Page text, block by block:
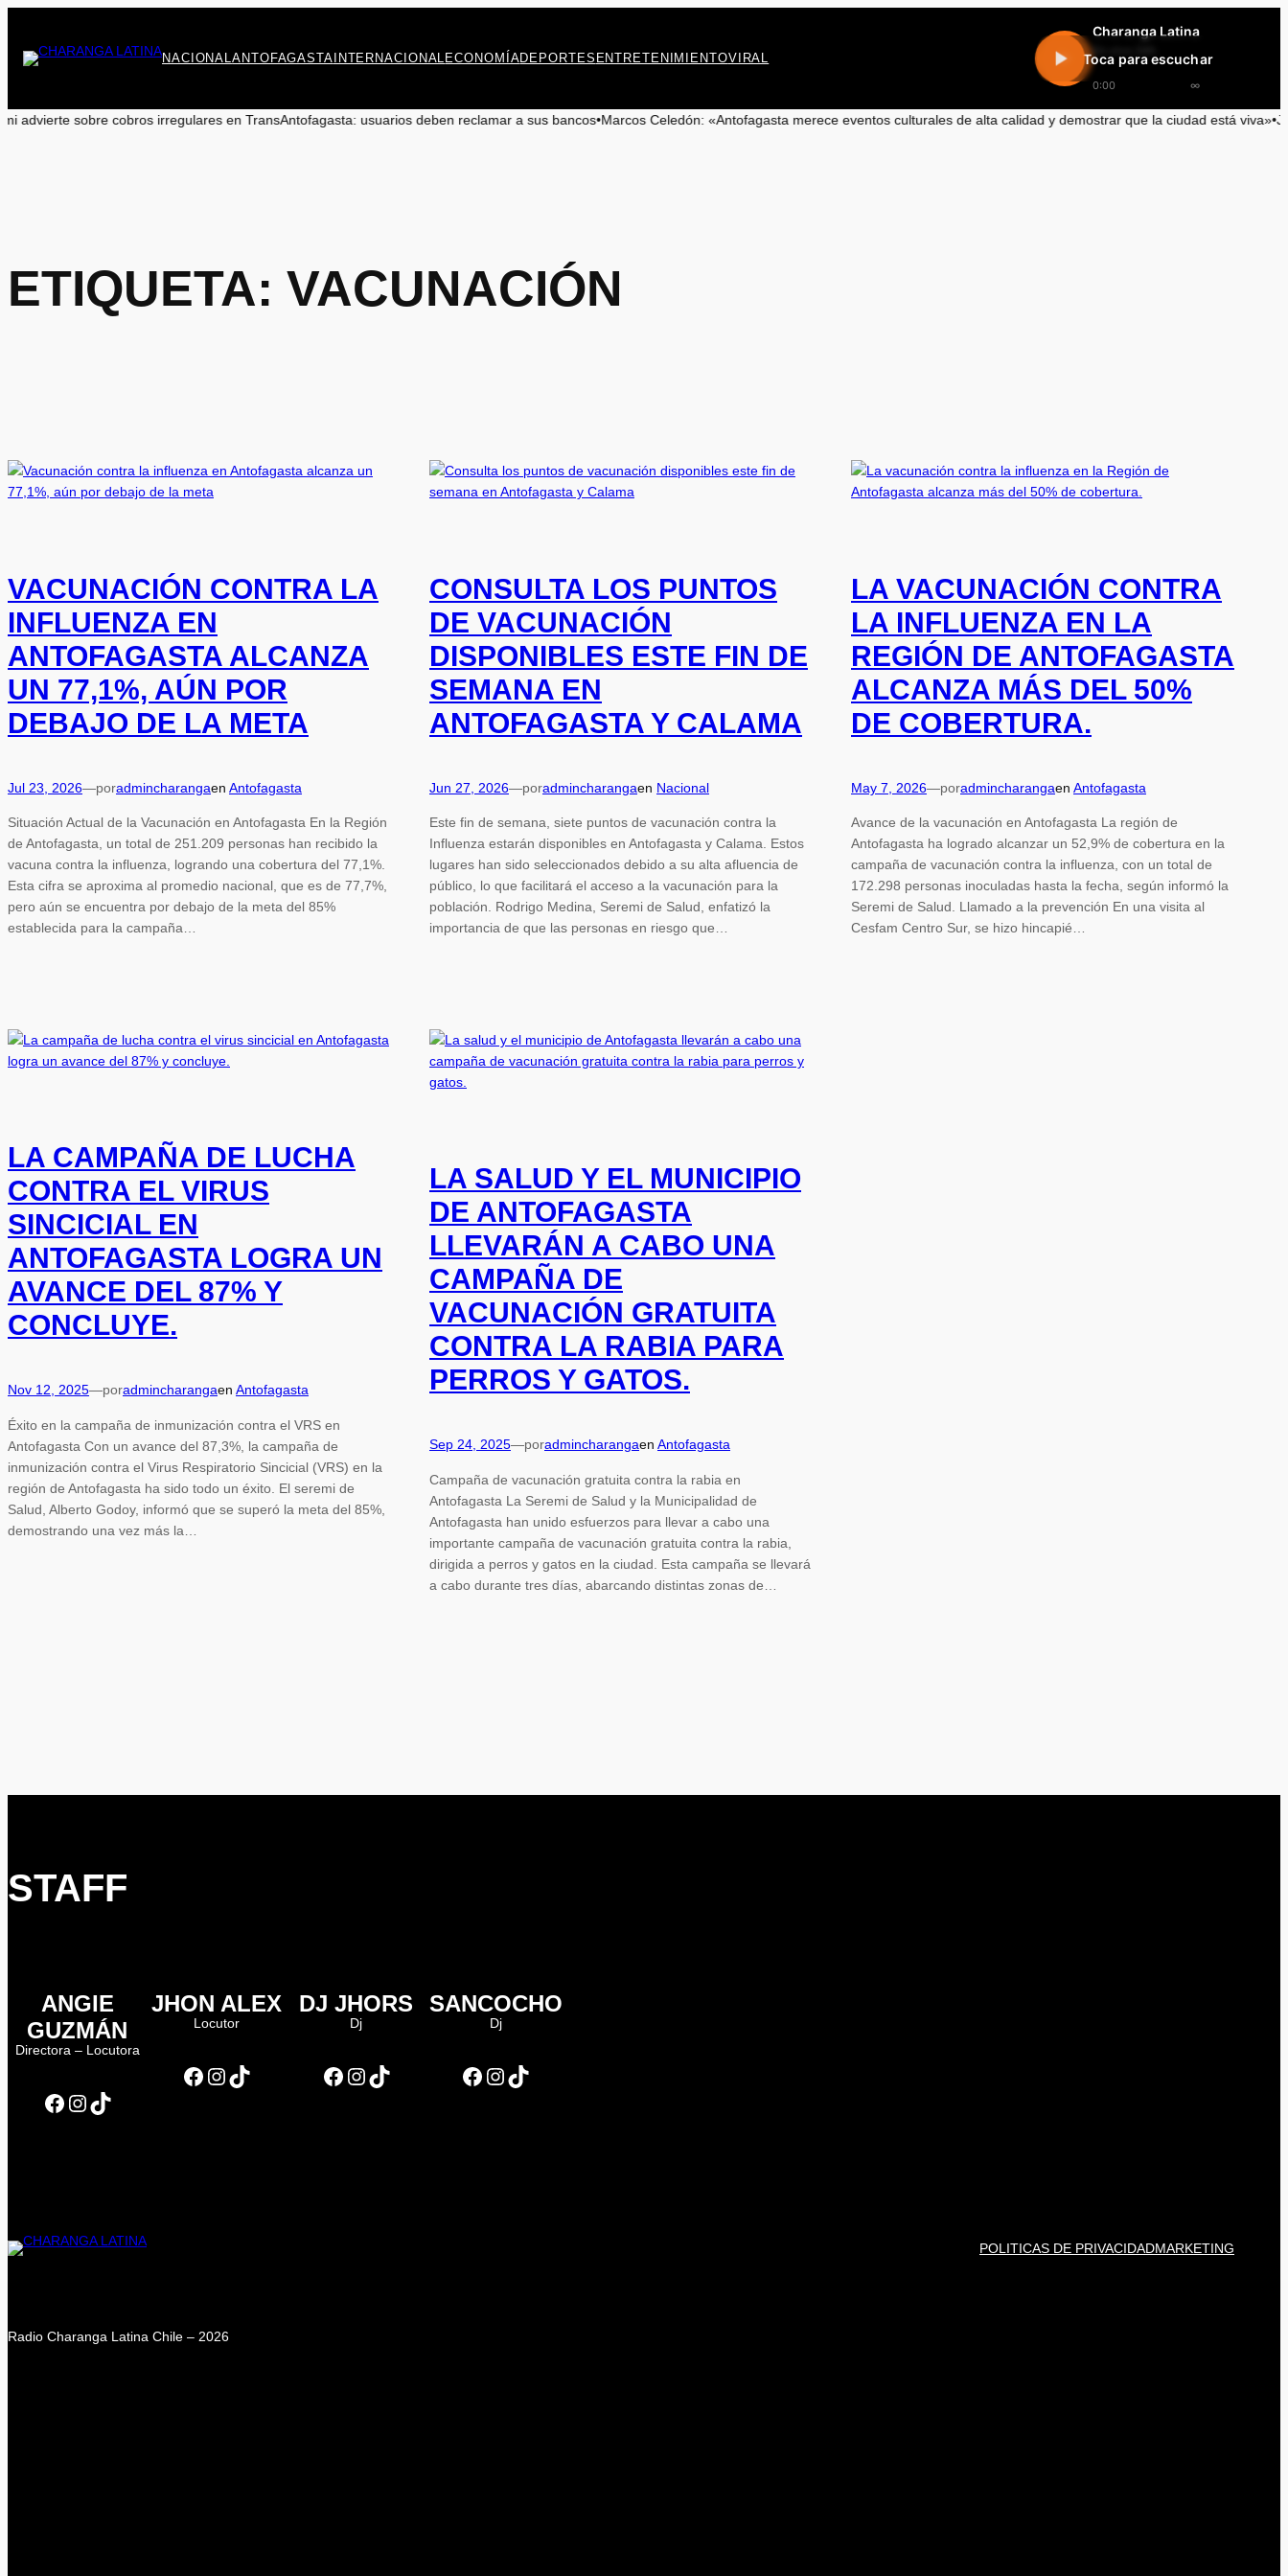
contenido
NACIONALANTOFAGASTA INTERNACIONAL ECONOMÍADEPORTES ENTRETENIMIENTOVIRAL
Charanga Latina
En vivo 24h
0:00 ∞
Toca para escuchar
irregulares en TransAntofagasta: usuarios deben reclamar a sus bancos•Marcos Celedón: «Antofagasta merece eventos culturales de alta calidad y demostrar que la ciudad está viva»•Joaquín Villarino:
ETIQUETA: VACUNACIÓN
VACUNACIÓN CONTRA LA
INFLUENZA EN
ANTOFAGASTA ALCANZA
UN 77,1%, AÚN POR
DEBAJO DE LA META
Jul 23, 2026—poradmincharangaen Antofagasta
Situación Actual de la Vacunación en Antofagasta En la Región
de Antofagasta, un total de 251.209 personas han recibido la
vacuna contra la influenza, logrando una cobertura del 77,1%.
Esta cifra se aproxima al promedio nacional, que es de 77,7%,
pero aún se encuentra por debajo de la meta del 85%
establecida para la campaña…
CONSULTA LOS PUNTOS
DE VACUNACIÓN
DISPONIBLES ESTE FIN DE
SEMANA EN
ANTOFAGASTA Y CALAMA
Jun 27, 2026—poradmincharangaen Nacional
Este fin de semana, siete puntos de vacunación contra la
Influenza estarán disponibles en Antofagasta y Calama. Estos
lugares han sido seleccionados debido a su alta afluencia de
público, lo que facilitará el acceso a la vacunación para la
población. Rodrigo Medina, Seremi de Salud, enfatizó la
importancia de que las personas en riesgo que…
LA VACUNACIÓN CONTRA
LA INFLUENZA EN LA
REGIÓN DE ANTOFAGASTA
ALCANZA MÁS DEL 50%
DE COBERTURA.
May 7, 2026—poradmincharangaen Antofagasta
Avance de la vacunación en Antofagasta La región de
Antofagasta ha logrado alcanzar un 52,9% de cobertura en la
campaña de vacunación contra la influenza, con un total de
172.298 personas inoculadas hasta la fecha, según informó la
Seremi de Salud. Llamado a la prevención En una visita al
Cesfam Centro Sur, se hizo hincapié…
LA CAMPAÑA DE LUCHA
CONTRA EL VIRUS
SINCICIAL EN
ANTOFAGASTA LOGRA UN
AVANCE DEL 87% Y
CONCLUYE.
Nov 12, 2025—poradmincharangaen Antofagasta
Éxito en la campaña de inmunización contra el VRS en
Antofagasta Con un avance del 87,3%, la campaña de
inmunización contra el Virus Respiratorio Sincicial (VRS) en la
región de Antofagasta ha sido todo un éxito. El seremi de
Salud, Alberto Godoy, informó que se superó la meta del 85%,
demostrando una vez más la…
LA SALUD Y EL MUNICIPIO
DE ANTOFAGASTA
LLEVARÁN A CABO UNA
CAMPAÑA DE
VACUNACIÓN GRATUITA
CONTRA LA RABIA PARA
PERROS Y GATOS.
Sep 24, 2025—poradmincharangaen Antofagasta
Campaña de vacunación gratuita contra la rabia en
Antofagasta La Seremi de Salud y la Municipalidad de
Antofagasta han unido esfuerzos para llevar a cabo una
importante campaña de vacunación gratuita contra la rabia,
dirigida a perros y gatos en la ciudad. Esta campaña se llevará
a cabo durante tres días, abarcando distintas zonas de…
STAFF
ANGIE
GUZMÁN
Directora – Locutora
Facebook Instagram TikTok
JHON ALEX
Locutor
Facebook Instagram TikTok
DJ JHORS
Dj
Facebook Instagram TikTok
SANCOCHO
Dj
Facebook Instagram TikTok
POLITICAS DE PRIVACIDADMARKETING
Radio Charanga Latina Chile – 2026